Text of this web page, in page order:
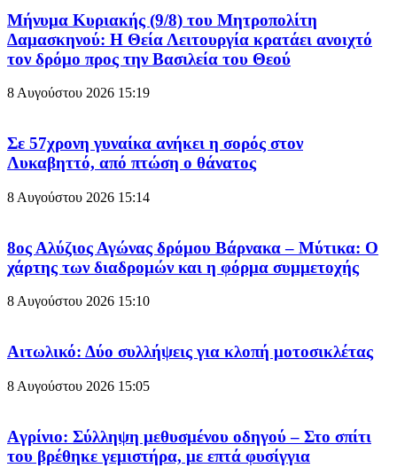
Μήνυμα Κυριακής (9/8) του Μητροπολίτη
Δαμασκηνού: Η Θεία Λειτουργία κρατάει ανοιχτό
τον δρόμο προς την Βασιλεία του Θεού
8 Αυγούστου 2026 15:19
Σε 57χρονη γυναίκα ανήκει η σορός στον
Λυκαβηττό, από πτώση ο θάνατος
8 Αυγούστου 2026 15:14
8ος Αλύζιος Αγώνας δρόμου Βάρνακα – Μύτικα: Ο
χάρτης των διαδρομών και η φόρμα συμμετοχής
8 Αυγούστου 2026 15:10
Aιτωλικό: Δύο συλλήψεις για κλοπή μοτοσικλέτας
8 Αυγούστου 2026 15:05
Aγρίνιο: Σύλληψη μεθυσμένου οδηγού – Στο σπίτι
του βρέθηκε γεμιστήρα, με επτά φυσίγγια